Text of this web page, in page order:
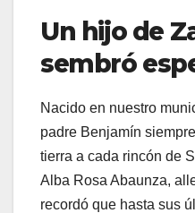
Un hijo de
sembró
Nacido en nuestro
padre Benjamín
tierra a cada rincón de
Alba Rosa Abaunza,
recordó que hasta sus